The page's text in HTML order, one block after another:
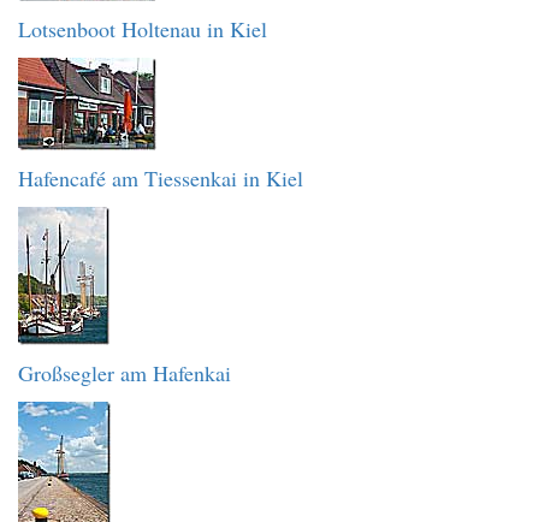
Lotsenboot Holtenau in Kiel
Hafencafé am Tiessenkai in Kiel
Großsegler am Hafenkai